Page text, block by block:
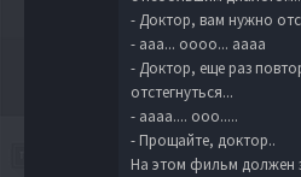
- Доктор, вам нужно
- ааа... оооо... аааа
- Доктор, еще раз
отстегнуться...
- аааа.... ооо.....
- Прощайте, доктор..
На этом фильм должен